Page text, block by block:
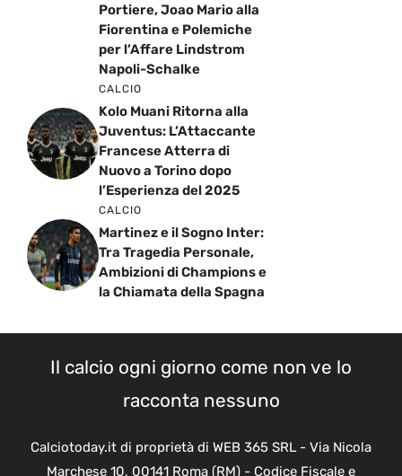
Portiere, Joao Mario alla
Fiorentina e Polemiche
per l’Affare Lindstrom
Napoli-Schalke
CALCIO
Kolo Muani Ritorna alla
Juventus: L’Attaccante
Francese Atterra di
Nuovo a Torino dopo
l’Esperienza del 2025
CALCIO
Martinez e il Sogno Inter:
Tra Tragedia Personale,
Ambizioni di Champions e
la Chiamata della Spagna
Il calcio ogni giorno come non ve lo
racconta nessuno
Calciotoday.it di proprietà di WEB 365 SRL - Via Nicola
Marchese 10, 00141 Roma (RM) - Codice Fiscale e